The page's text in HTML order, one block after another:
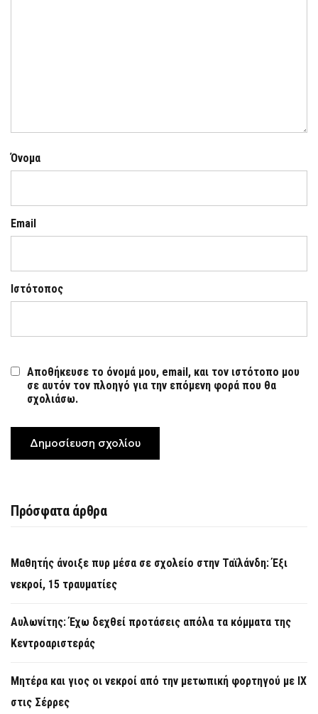
Όνομα
Email
Ιστότοπος
Αποθήκευσε το όνομά μου, email, και τον ιστότοπο μου
σε αυτόν τον πλοηγό για την επόμενη φορά που θα
σχολιάσω.
Πρόσφατα άρθρα
Μαθητής άνοιξε πυρ μέσα σε σχολείο στην Ταϊλάνδη: Έξι
νεκροί, 15 τραυματίες
Αυλωνίτης: Έχω δεχθεί προτάσεις απόλα τα κόμματα της
Κεντροαριστεράς
Μητέρα και γιος οι νεκροί από την μετωπική φορτηγού με ΙΧ
στις Σέρρες